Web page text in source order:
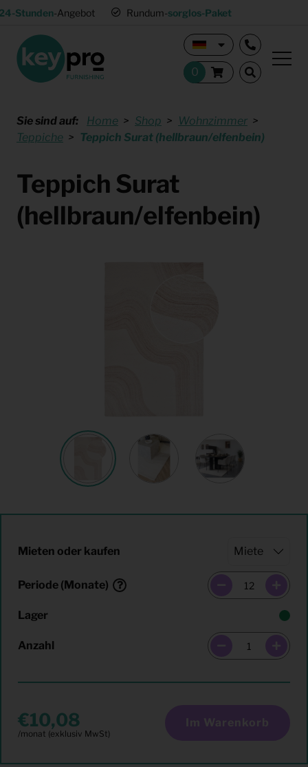
Stunden-Angebot Rundum-sorglos-Paket
Sie sind auf: Home Shop
Wohnzimmer
Teppiche
Teppich Surat (hellbraun/elfenbein)
Teppich Surat
(hellbraun/elfenbein)
Mieten oder kaufen
Periode (Monate)
Lager
Anzahl
10,08 Im Warenkorb